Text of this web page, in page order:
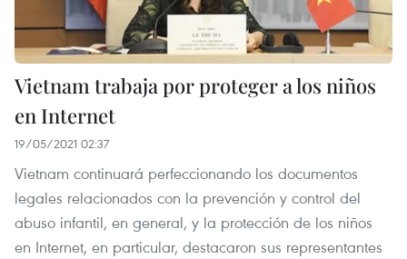
Vietnam trabaja por proteger a los niños
en Internet
19/05/2021 02:37
Vietnam continuará perfeccionando los documentos
legales relacionados con la prevención y control del
abuso infantil, en general, y la protección de los niños
en Internet, en particular, destacaron sus representantes